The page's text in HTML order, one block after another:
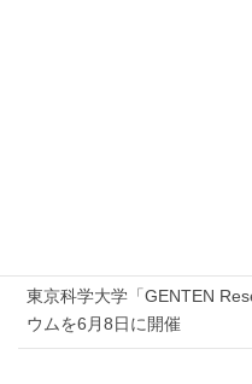
東京科学大学「GENTEN
ウムを6月8日に開催